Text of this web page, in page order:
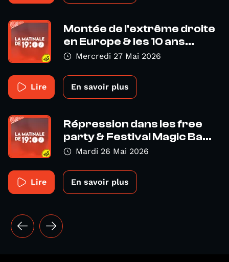
Montée de l'extrême droite
en Europe & les 10 ans...
Mercredi 27 Mai 2026
Lire En savoir plus
Répression dans les free
party & Festival Magic Ba...
Mardi 26 Mai 2026
Lire En savoir plus